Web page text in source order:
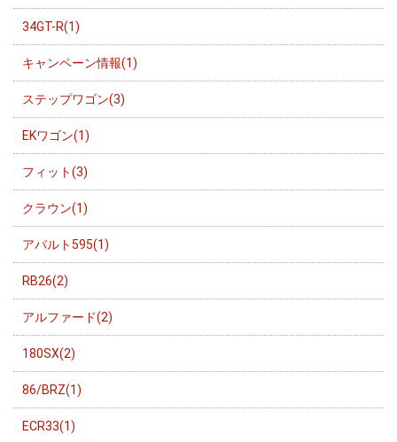
34GT-R(1)
キャンペーン情報(1)
ステップワゴン(3)
EKワゴン(1)
フィット(3)
クラウン(1)
アバルト595(1)
RB26(2)
アルファード(2)
180SX(2)
86/BRZ(1)
ECR33(1)